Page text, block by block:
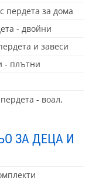
пердета за дома
- двойни
и завеси
- плътни
- воал,
ЗА ДЕЦА И